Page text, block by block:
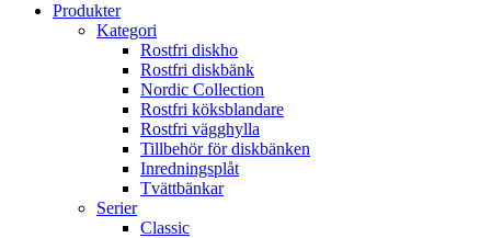
Produkter
Kategori
Rostfri diskho
Rostfri diskbänk
Nordic Collection
Rostfri köksblandare
Rostfri vägghylla
Tillbehör för diskbänken
Inredningsplåt
Tvättbänkar
Serier
Classic